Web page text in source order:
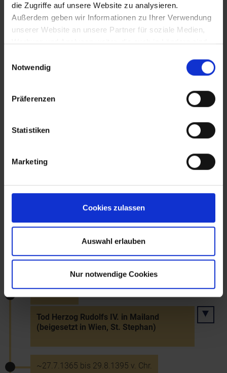
die Zugriffe auf unsere Website zu analysieren.
Außerdem geben wir Informationen zu Ihrer Verwendung
unserer Website an unsere Partner für soziale Medien,
Werbung und Analysen weiter, die auch in Ländern sind,
gegeben ist, und in denen Sie Ihre Rechte uU nicht
effektiv durchsetzen können. Unsere Partner führen
diese Informationen möglicherweise mit weiteren Daten
zusammen, die Sie ihnen bereitgestellt haben oder die
haben.
Notwendig
Präferenzen
Statistiken
Marketing
Cookies zulassen
Auswahl erlauben
Nur notwendige Cookies
20.7.1358 bis 27.7.1365 v. Chr.
Herzog Rudolf IV. (der Stifter)
17.8.1360
Gaming
Diebstahl des Melker Kreuzes durch Otto
seinen Brüdern Albrecht III. und Leopold
III.
Tod Herzog Rudolfs IV. in Mailand
(beigesetzt in Wien, St. Stephan)
~27.7.1365 bis 29.8.1395 v. Chr.